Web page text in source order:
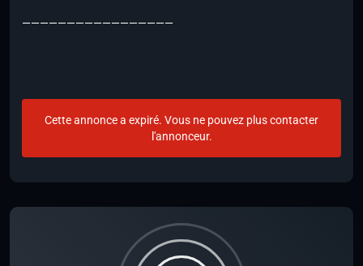
—————————————————
Cette annonce a expiré. Vous ne pouvez plus contacter
l'annonceur.